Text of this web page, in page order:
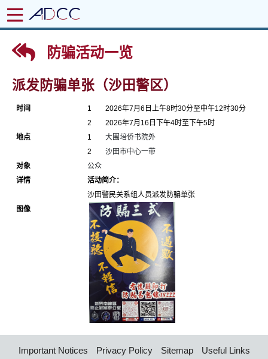
防骗活动一览
派发防骗单张（沙田警区）
时间
1
2
2026年7月6日上午8时30分至中午12时30分
2026年7月16日下午4时至下午5时
地点
1
2
大围培侨书院外
沙田市中心一带
对象
公众
详情
活动简介：
沙田警民关系组人员派发防骗单张
图像
Important Notices Privacy Policy Sitemap Useful Links